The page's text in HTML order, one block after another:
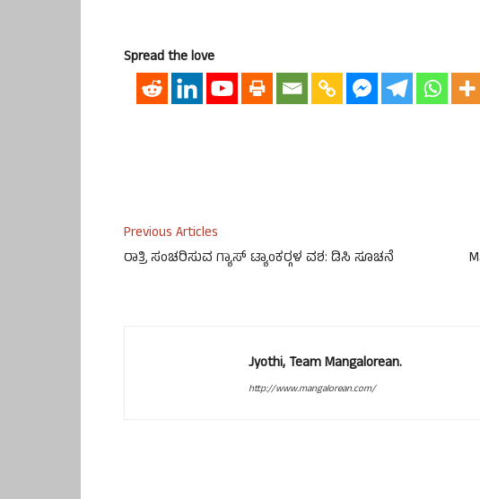
Spread the love
Previous Articles
ರಾತ್ರಿ ಸಂಚರಿಸುವ ಗ್ಯಾಸ್ ಟ್ಯಾಂಕರ್‍ಗಳ ವಶ: ಡಿಸಿ ಸೂಚನೆ
Jyothi, Team Mangalorean.
http://www.mangalorean.com/